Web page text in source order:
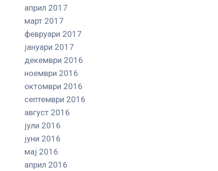
април 2017
март 2017
февруари 2017
јануари 2017
декември 2016
ноември 2016
октомври 2016
септември 2016
август 2016
јули 2016
јуни 2016
мај 2016
април 2016